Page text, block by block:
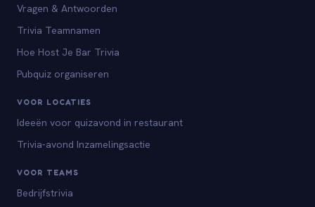
Vragen & Antwoorden
Trivia Teamnamen
Hoe Host Je Bar Trivia
Pubquiz organiseren
VOOR LOCATIES
Ideeën voor quizavond in restaurant
Trivia-avond Inzamelingsactie
VOOR TEAMS
Bedrijfstrivia